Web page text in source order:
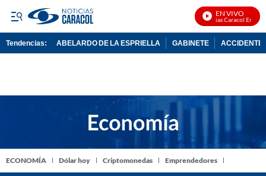
EN VIVO
Noticias Caracol En Vivo
Tendencias: ABELARDO DE LA ESPRIELLA GABINETE ACCIDENTE
ECONOMÍA Dólar hoy Criptomonedas Emprendedores